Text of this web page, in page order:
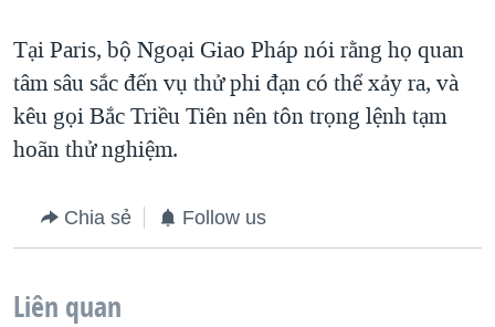
Tại Paris, bộ Ngoại Giao Pháp nói rằng họ quan
tâm sâu sắc đến vụ thử phi đạn có thể xảy ra, và
kêu gọi Bắc Triều Tiên nên tôn trọng lệnh tạm
hoãn thử nghiệm.
Chia sẻ Follow us
Liên quan